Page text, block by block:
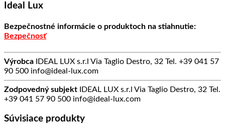
Ideal Lux
Bezpečnostné informácie o produktoch na stiahnutie:
Bezpečnosť
Výrobca IDEAL LUX s.r.l Via Taglio Destro, 32 Tel. +39 041 57
90 500 info@ideal-lux.com
Zodpovedný subjekt IDEAL LUX s.r.l Via Taglio Destro, 32 Tel.
+39 041 57 90 500 info@ideal-lux.com
Súvisiace produkty